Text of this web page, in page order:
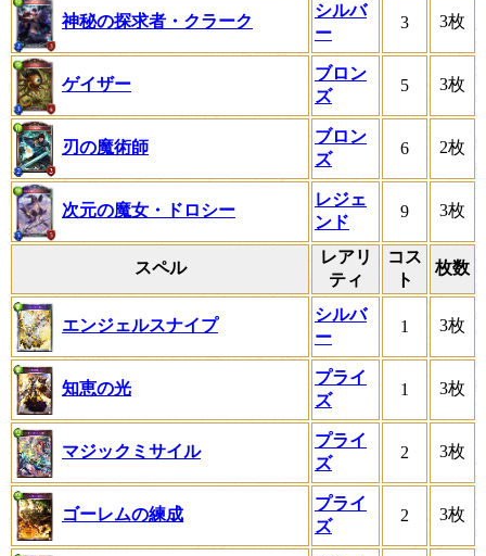
神秘の探求者・クラーク
シルバ
ー
3 3枚
ゲイザー
ブロン
ズ
5 3枚
刃の魔術師
ブロン
ズ
6 2枚
次元の魔女・ドロシー
レジェ
ンド
9 3枚
スペル
レアリ
ティ
コス
ト
枚数
エンジェルスナイプ
シルバ
ー
1 3枚
知恵の光
プライ
ズ
1 3枚
マジックミサイル
プライ
ズ
2 3枚
ゴーレムの練成
プライ
ズ
2 3枚